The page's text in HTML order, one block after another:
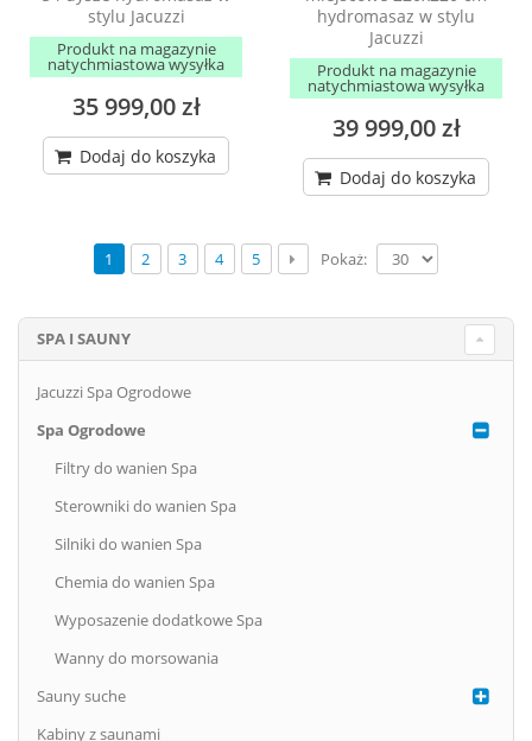
stylu Jacuzzi
Produkt na magazynie
natychmiastowa wysyłka
35 999,00 zł
Dodaj do koszyka
hydromasaz w stylu
Jacuzzi
Produkt na magazynie
natychmiastowa wysyłka
39 999,00 zł
Dodaj do koszyka
1 2 3 4 5 Pokaż:
SPA I SAUNY
Jacuzzi Spa Ogrodowe
Spa Ogrodowe
Filtry do wanien Spa
Sterowniki do wanien Spa
Silniki do wanien Spa
Chemia do wanien Spa
Wyposazenie dodatkowe Spa
Wanny do morsowania
Sauny suche
Kabiny z saunami